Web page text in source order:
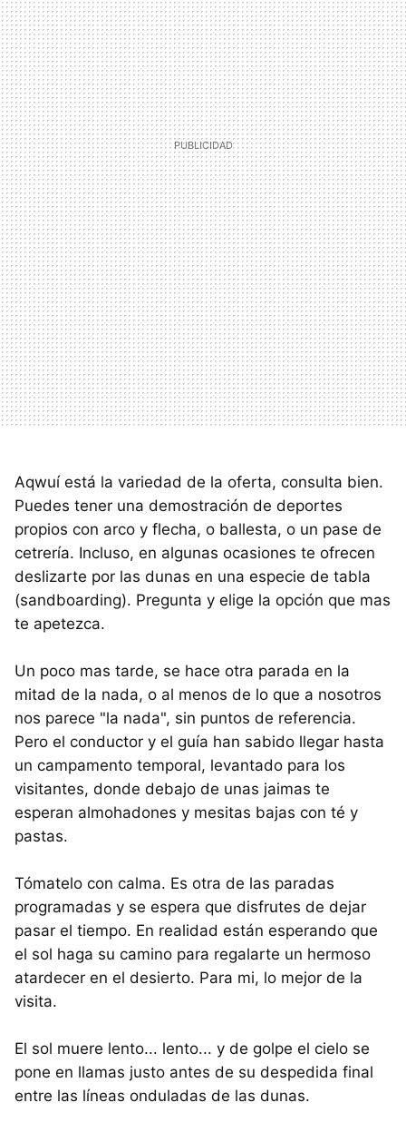
Aqwuí está la variedad de la oferta, consulta bien.
Puedes tener una demostración de deportes
propios con arco y flecha, o ballesta, o un pase de
cetrería. Incluso, en algunas ocasiones te ofrecen
deslizarte por las dunas en una especie de tabla
(sandboarding). Pregunta y elige la opción que mas
te apetezca.
Un poco mas tarde, se hace otra parada en la
mitad de la nada, o al menos de lo que a nosotros
nos parece "la nada", sin puntos de referencia.
Pero el conductor y el guía han sabido llegar hasta
un campamento temporal, levantado para los
visitantes, donde debajo de unas jaimas te
esperan almohadones y mesitas bajas con té y
pastas.
Tómatelo con calma. Es otra de las paradas
programadas y se espera que disfrutes de dejar
pasar el tiempo. En realidad están esperando que
el sol haga su camino para regalarte un hermoso
atardecer en el desierto. Para mi, lo mejor de la
visita.
El sol muere lento... lento... y de golpe el cielo se
pone en llamas justo antes de su despedida final
entre las líneas onduladas de las dunas.